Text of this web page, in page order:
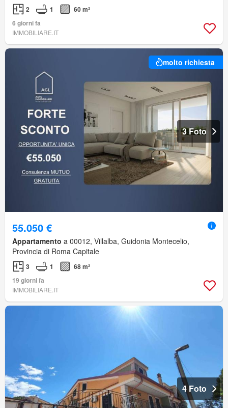
2 1
60 m²
6 giorni fa
IMMOBILIARE.IT
molto richiesta
3 Foto
55.050 €
Appartamento a 00012, Villalba, Guidonia Montecelio,
Provincia di Roma Capitale
3 1
68 m²
19 giorni fa
IMMOBILIARE.IT
4 Foto